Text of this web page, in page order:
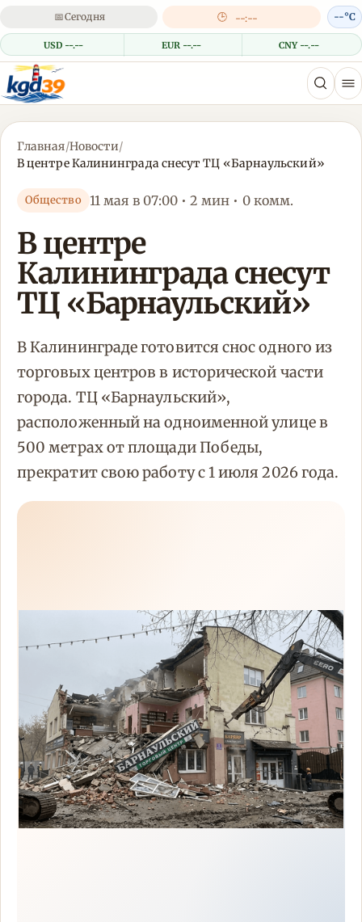
📅Сегодня 🕒 --:--
USD --.-- EUR --.-- CNY --.--
--°C
Главная/Новости/
В центре Калининграда снесут ТЦ «Барнаульский»
Общество 11 мая в 07:00 • 2 мин • 0 комм.
В центре
Калининграда снесут
ТЦ «Барнаульский»
В Калининграде готовится снос одного из
торговых центров в исторической части
города. ТЦ «Барнаульский»,
расположенный на одноименной улице в
500 метрах от площади Победы,
прекратит свою работу с 1 июля 2026 года.